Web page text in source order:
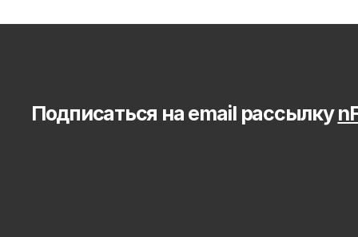
Подписаться на email рассылку